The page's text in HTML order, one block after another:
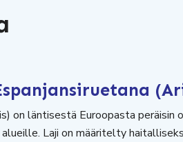
on läntisestä Euroopasta peräisin
Laji on määritelty